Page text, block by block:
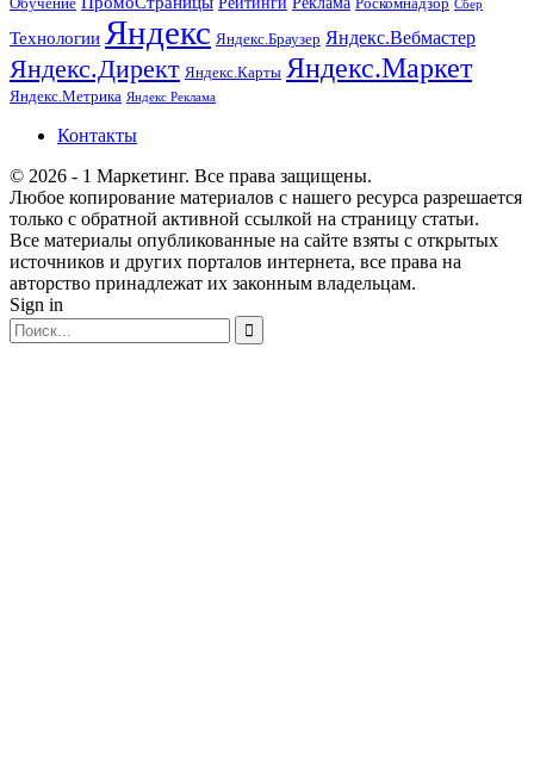
Обучение Сбер
Технологии Яндекс Яндекс.Браузер Яндекс.Вебмастер
Яндекс.Директ Яндекс.Карты Яндекс.Маркет
Яндекс.Метрика Яндекс Реклама
Контакты
© 2026 - 1 Маркетинг. Все права защищены.
Любое копирование материалов с нашего ресурса разрешается
только с обратной активной ссылкой на страницу статьи.
Все материалы опубликованные на сайте взяты с открытых
источников и других порталов интернета, все права на
авторство принадлежат их законным владельцам.
Sign in